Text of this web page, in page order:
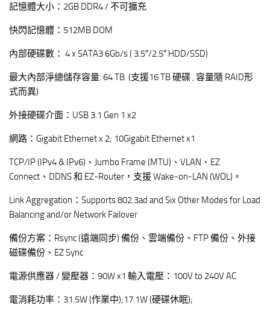
記憶體大小：2GB DDR4 / 不可擴充
快閃記憶體：512MB DOM
內部硬碟數： 4 x SATA3 6Gb/s ( 3.5″/2.5″ HDD/SSD)
最大內部淨總儲存容量: 64 TB (支援16 TB 硬碟 , 容量隨 RAID形
式而異)
外接硬碟介面：USB 3.1 Gen 1 x2
網路：Gigabit Ethernet x 2; 10Gigabit Ethernet x1
TCP/IP (IPv4 & IPv6)、Jumbo Frame (MTU)、VLAN、EZ
Connect、DDNS 和 EZ-Router，支援 Wake-on-LAN (WOL)。
Link Aggregation：Supports 802.3ad and Six Other Modes for Load
Balancing and/or Network Failover
備份方案：Rsync (遠端同步) 備份、雲端備份、FTP 備份、外接
磁碟備份、EZ Sync
電源供應器 / 變壓器：90W x1 輸入電壓：100V to 240V AC
電消耗功率：31.5W (作業中);17.1W (硬碟休眠);